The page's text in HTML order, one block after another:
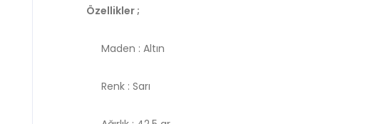
Özellikler ;
Maden : Altın
Renk : Sarı